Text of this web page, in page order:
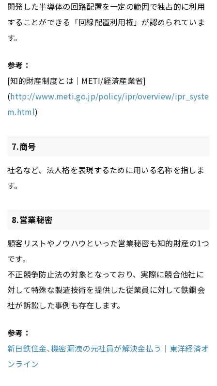
開発した半導体の回路配置を一定の範囲で独占的に利用
することができる「回線配置利用権」が認められていま
す。
参考：
[知的財産制度とは｜METI/経済産業省]
(http://www.meti.go.jp/policy/ipr/overview/ipr_syste
m.html)
7.商号
社名など、法人格を表現するために用いる名称を指しま
す。
8.営業秘密
顧客リストやノウハウといった営業秘密も知的財産の1つ
です。
不正競争防止法の対象となっており、実際に競合他社に
対して特殊な製造技術を提供した従業員に対して鉄鋼会
社が訴訟した事例も存在します。
参考：
新日鉄住金､機密漏洩の元社員が解決金払う｜東洋経済オ
ンライン